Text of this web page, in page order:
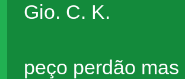
Gio. C. K.
peço perdão